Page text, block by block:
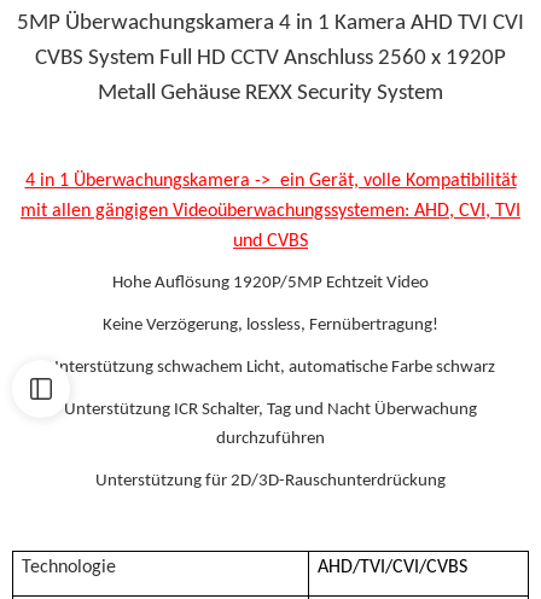
5MP Überwachungskamera 4 in 1 Kamera AHD TVI CVI
CVBS System Full HD CCTV Anschluss 2560 x 1920P
Metall Gehäuse REXX Security System
4 in 1 Überwachungskamera -> ein Gerät, volle Kompatibilität
mit allen gängigen Videoüberwachungssystemen: AHD, CVI, TVI
und CVBS
Hohe Auflösung 1920P/5MP Echtzeit Video
Keine Verzögerung, lossless, Fernübertragung!
Unterstützung schwachem Licht, automatische Farbe schwarz
Unterstützung ICR Schalter, Tag und Nacht Überwachung
durchzuführen
Unterstützung für 2D/3D-Rauschunterdrückung
Technologie AHD/TVI/CVI/CVBS